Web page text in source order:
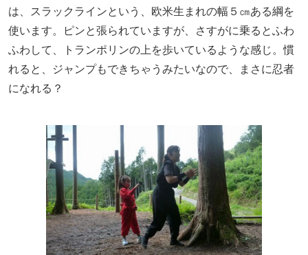
は、スラックラインという、欧米生まれの幅５㎝ある綱を
使います。ピンと張られていますが、さすがに乗るとふわ
ふわして、トランポリンの上を歩いているような感じ。慣
れると、ジャンプもできちゃうみたいなので、まさに忍者
になれる？